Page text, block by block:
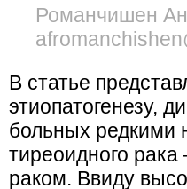
Романчишен
В статье
этиопатогенезу,
больных редкими
тиреоидного
раком. Ввиду